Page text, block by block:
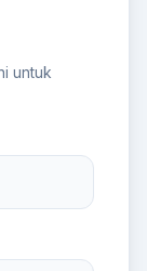
untuk